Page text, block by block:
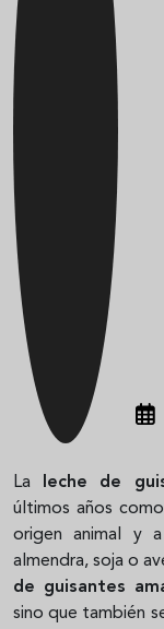
La leche de
últimos años
origen animal y
almendra, soja o
de guisantes
sino que también